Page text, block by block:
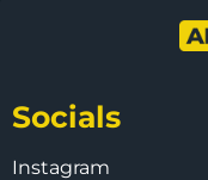
Socials
Instagram